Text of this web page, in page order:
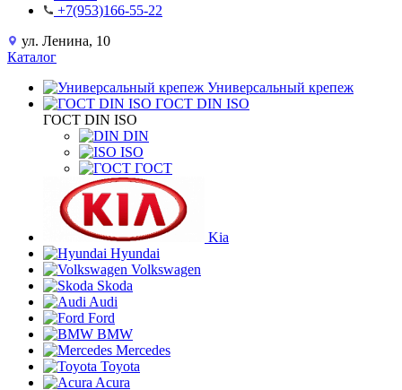
+7(953)166-55-22
ул. Ленина, 10
Каталог
Универсальный крепеж
ГОСТ DIN ISO
ГОСТ DIN ISO
DIN
ISO
ГОСТ
Kia
Hyundai
Volkswagen
Skoda
Audi
Ford
BMW
Mercedes
Toyota
Acura